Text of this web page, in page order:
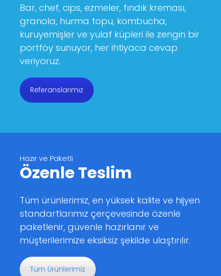
Bar, chef, cips, ezmeler, fındık kreması,
granola, hurma topu, kombucha,
kuruyemişler ve yulaf küpleri ile zengin bir
portföy sunuyor, her ihtiyaca cevap
veriyoruz.
Referanslarımız
Hazır ve Paketli
Özenle Teslim
Tüm ürünlerimiz, en yüksek kalite ve hijyen
standartlarımız çerçevesinde özenle
paketlenir, güvenle hazırlanır ve
müşterilerimize eksiksiz şekilde ulaştırılır.
Tüm Ürünlerimiz